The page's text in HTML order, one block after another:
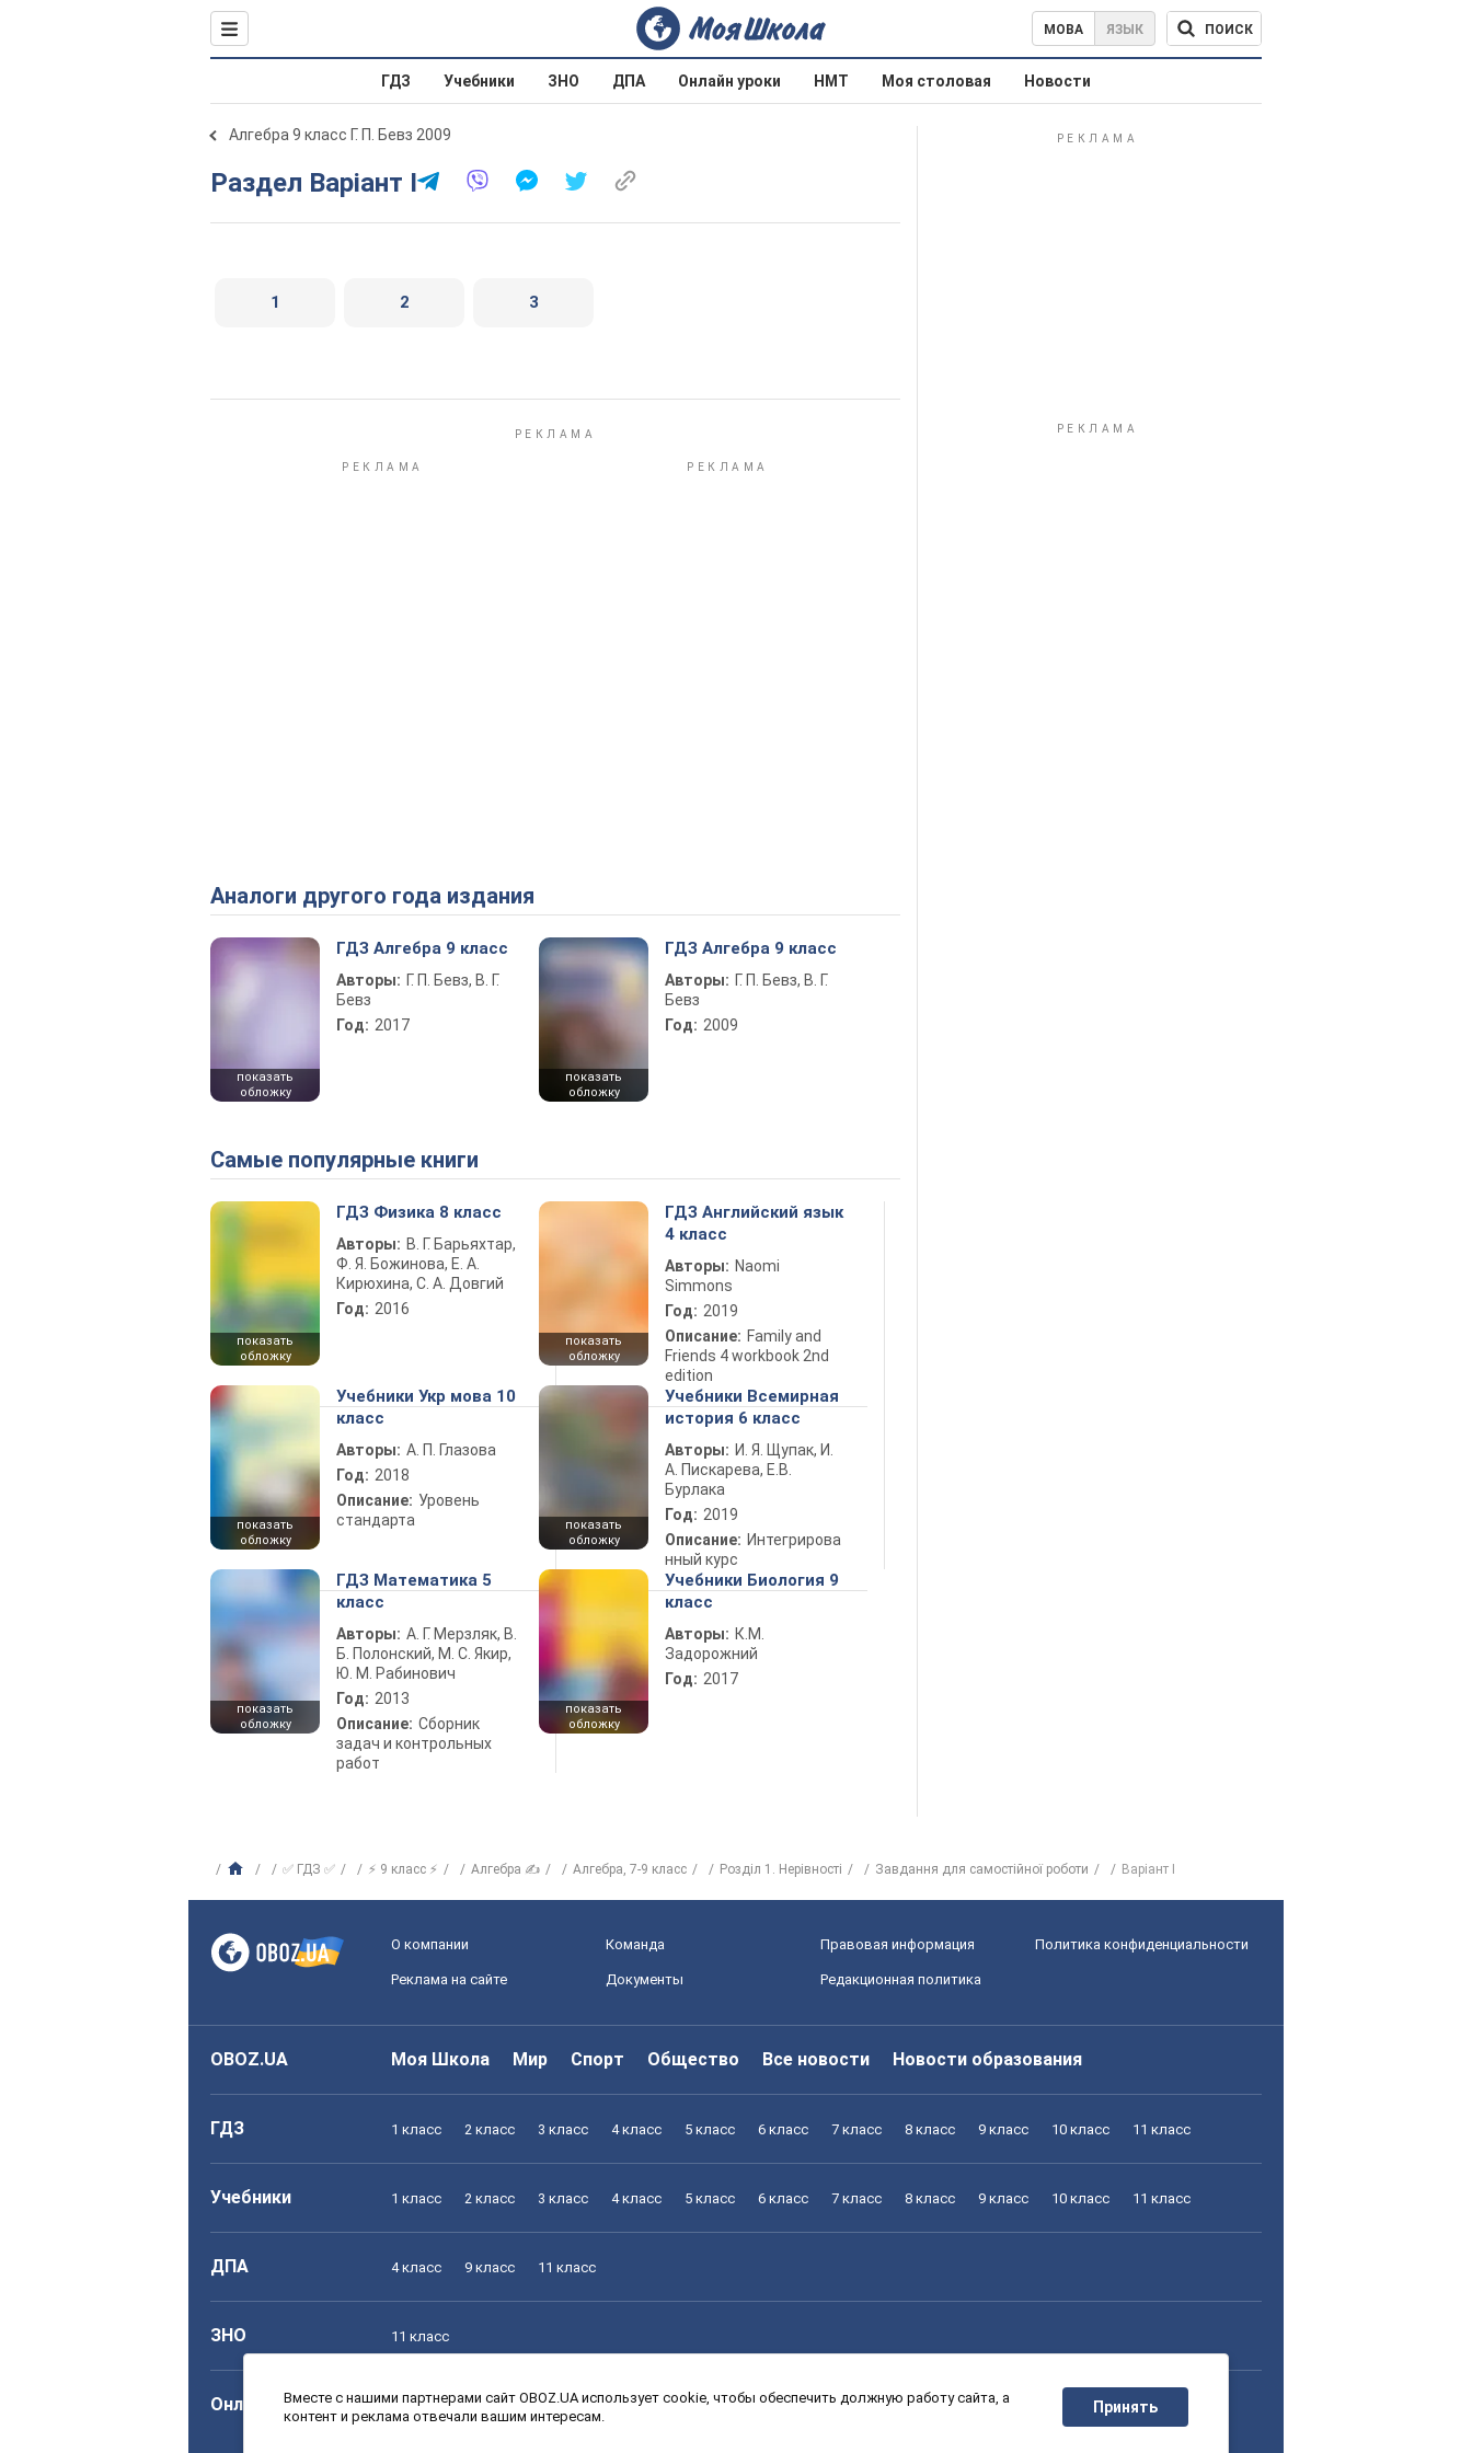
МОВА ЯЗЫК ПОИСК
ГДЗ Учебники ЗНО ДПА Онлайн уроки НМТ Моя столовая Новости
Алгебра 9 класс Г. П. Бевз 2009
Раздел Варіант І
1 2 3
Аналоги другого года издания
показать
обложку
ГДЗ Алгебра 9 класс
Авторы: Г. П. Бевз, В. Г.
Бевз
Год: 2017
показать
обложку
ГДЗ Алгебра 9 класс
Авторы: Г. П. Бевз, В. Г.
Бевз
Год: 2009
Самые популярные книги
показать
обложку
ГДЗ Физика 8 класс
Авторы: В. Г. Барьяхтар,
Ф. Я. Божинова, Е. А.
Кирюхина, С. А. Довгий
Год: 2016
показать
обложку
ГДЗ Английский язык
4 класс
Авторы: Naomi
Simmons
Год: 2019
Описание: Family and
Friends 4 workbook 2nd
edition
показать
обложку
Учебники Укр мова 10
класс
Авторы: А. П. Глазова
Год: 2018
Описание: Уровень
стандарта
показать
обложку
Учебники Всемирная
история 6 класс
Авторы: И. Я. Щупак, И.
А. Пискарева, Е.В.
Бурлака
Год: 2019
Описание: Интегрирова
нный курс
показать
обложку
ГДЗ Математика 5
класс
Авторы: А. Г. Мерзляк, В.
Б. Полонский, М. С. Якир,
Ю. М. Рабинович
Год: 2013
Описание: Сборник
задач и контрольных
работ
показать
обложку
Учебники Биология 9
класс
Авторы: К.М.
Задорожний
Год: 2017
✅ ГДЗ ✅ ⚡ 9 класс ⚡ Алгебра ✍ Алгебра, 7-9 класс Розділ 1. Нерівності Завдання для самостійної роботи Варіант І
О компании Команда Правовая информация Политика конфиденциальности
Реклама на сайте Документы Редакционная политика
OBOZ.UA Моя Школа Мир Спорт Общество Все новости Новости образования
ГДЗ 1 класс 2 класс 3 класс 4 класс 5 класс 6 класс 7 класс 8 класс 9 класс 10 класс 11 класс
Учебники 1 класс 2 класс 3 класс 4 класс 5 класс 6 класс 7 класс 8 класс 9 класс 10 класс 11 класс
ДПА 4 класс 9 класс 11 класс
ЗНО 11 класс
Онлайн уроки 1 класс 2 класс 3 класс 4 класс 5 класс 6 класс 7 класс 8 класс 9 класс 10 класс 11 класс
Вместе с нашими партнерами сайт OBOZ.UA использует cookie, чтобы обеспечить должную работу сайта, а
контент и реклама отвечали вашим интересам.
Принять